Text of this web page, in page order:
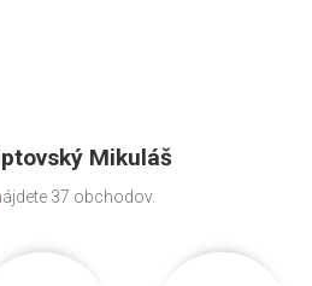
Mikuláš
37 obchodov.